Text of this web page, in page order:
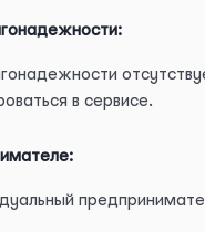
в сервисе.